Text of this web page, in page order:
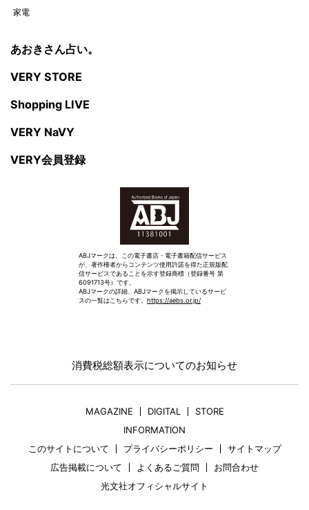
家電
あおきさん占い。
VERY STORE
Shopping LIVE
VERY NaVY
VERY会員登録
ABJマークは、この電子書店・電子書籍配信サービス
が、著作権者からコンテンツ使用許諾を得た正規版配
信サービスであることを示す登録商標（登録番号 第
6091713号）です。
ABJマークの詳細、ABJマークを掲示しているサービ
スの一覧はこちらです。 https://aebs.or.jp/
消費税総額表示についてのお知らせ
MAGAZINE DIGITAL
STORE
INFORMATION
このサイトについて
プライバシーポリシー
サイトマップ
広告掲載について
よくあるご質問
お問合わせ
光文社オフィシャルサイト